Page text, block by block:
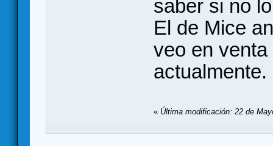
saber si no
El de Mice
veo en
actualmente.
« Última modificación: 22 de